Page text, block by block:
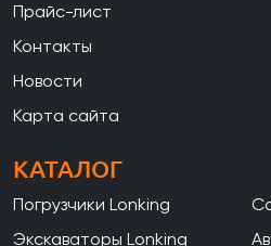
Прайс-лист
Контакты
Новости
Карта сайта
КАТАЛОГ
Погрузчики Lonking
Экскаваторы Lonking